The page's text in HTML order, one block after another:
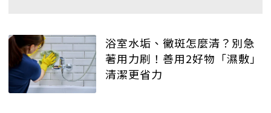
浴室水垢、黴斑怎麼清？別急
著用力刷！善用2好物「濕敷」
清潔更省力